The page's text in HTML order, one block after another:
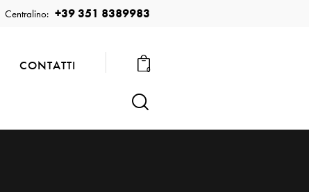
Centralino: +39 351 8389983
CONTATTI 0